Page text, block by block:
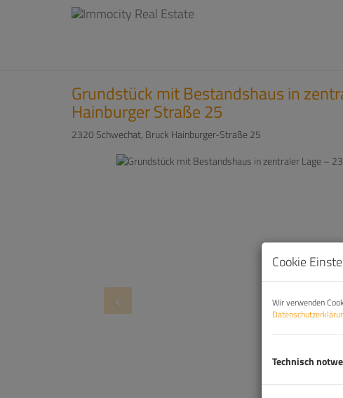
Grundstück mit Bestandshaus in
Hainburger Straße 25
2320 Schwechat, Bruck Hainburger-Straße 25
Cookie
Wir verwenden
Technisch